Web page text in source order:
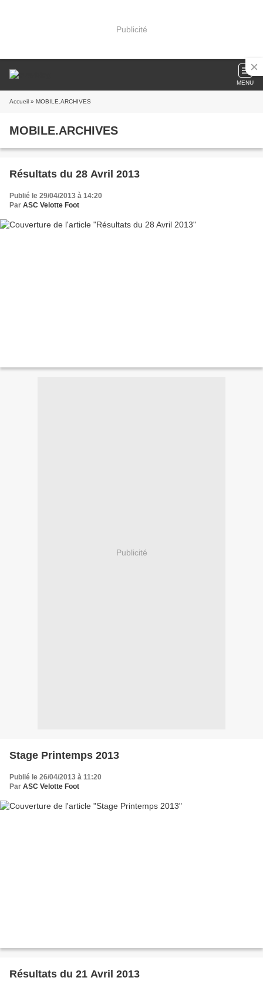
Publicité
MENU
Accueil » MOBILE.ARCHIVES
MOBILE.ARCHIVES
Résultats du 28 Avril 2013
Publié le 29/04/2013 à 14:20
Par ASC Velotte Foot
Publicité
Stage Printemps 2013
Publié le 26/04/2013 à 11:20
Par ASC Velotte Foot
Résultats du 21 Avril 2013